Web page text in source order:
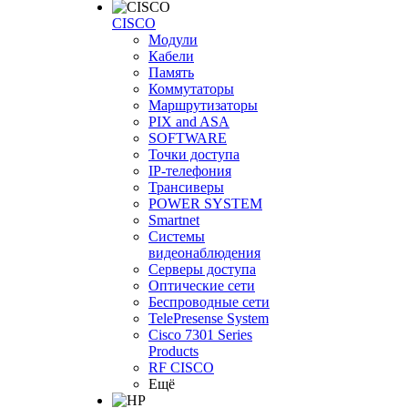
CISCO
Модули
Кабели
Память
Коммутаторы
Маршрутизаторы
PIX and ASA
SOFTWARE
Точки доступа
IP-телефония
Трансиверы
POWER SYSTEM
Smartnet
Системы
видеонаблюдения
Серверы доступа
Оптические сети
Беспроводные сети
TelePresense System
Cisco 7301 Series
Products
RF CISCO
Ещё